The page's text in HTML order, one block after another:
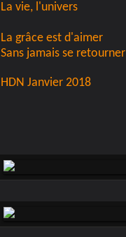
La vie, l'univers
La grâce est d'aimer
Sans jamais se retourner
HDN Janvier 2018